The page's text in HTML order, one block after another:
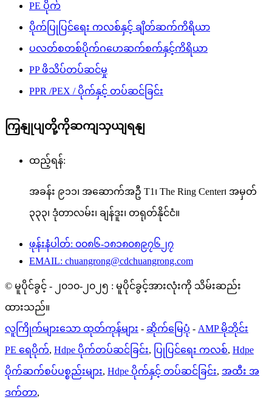
PE ပိုက်
ပိုက်ပြုပြင်ရေး ကလစ်နှင့် ချိတ်ဆက်ကိရိယာ
ပလတ်စတစ်ပိုက်ဂဟေဆက်စက်နှင့်ကိရိယာ
PP ဖိသိပ်တပ်ဆင်မှု
PPR /PEX / ပိုက်နှင့် တပ်ဆင်ခြင်း
ကြှနျုပျတို့ကိုဆကျသှယျရနျ
ထည့်ရန်:
အခန်း ၉၁၁၊ အဆောက်အဦ T1၊ The Ring Center၊ အမှတ်
၃၃၃၊ ဒုံတာလမ်း၊ ချန်ဒူး၊ တရုတ်နိုင်ငံ။
ဖုန်းနံပါတ်: ၀၀၈၆-၁၈၁၈၀၈၉၇၆၂၇
EMAIL: chuangrong@cdchuangrong.com
© မူပိုင်ခွင့် - ၂၀၁၀-၂၀၂၅ : မူပိုင်ခွင့်အားလုံးကို သိမ်းဆည်း
ထားသည်။
လူကြိုက်များသော ထုတ်ကုန်များ - ဆိုက်မြေပုံ - AMP မိုဘိုင်း
PE ရေပိုက်, Hdpe ပိုက်တပ်ဆင်ခြင်း, ပြုပြင်ရေး ကလစ်, Hdpe
ပိုက်ဆက်စပ်ပစ္စည်းများ, Hdpe ပိုက်နှင့် တပ်ဆင်ခြင်း, အထီး အ
ဒက်တာ,